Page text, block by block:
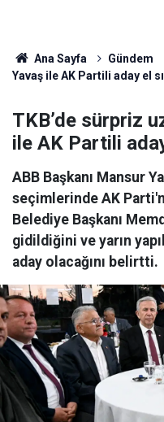
Ana Sayfa Gündem
Yavaş ile AK Partili aday el
TKB’de sürpriz
ile AK Partili
ABB Başkanı Mansur
seçimlerinde AK
Belediye Başkanı
gidildiğini ve yarın
aday olacağını belirtti.